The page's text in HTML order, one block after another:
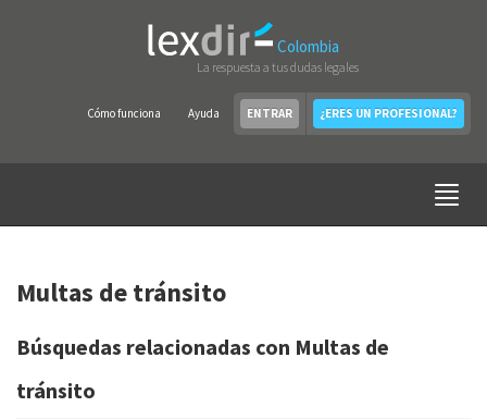
Colombia
La respuesta a tus dudas legales
Cómo funciona Ayuda ENTRAR ¿ERES UN PROFESIONAL?
Multas de tránsito
Búsquedas relacionadas con Multas de
tránsito